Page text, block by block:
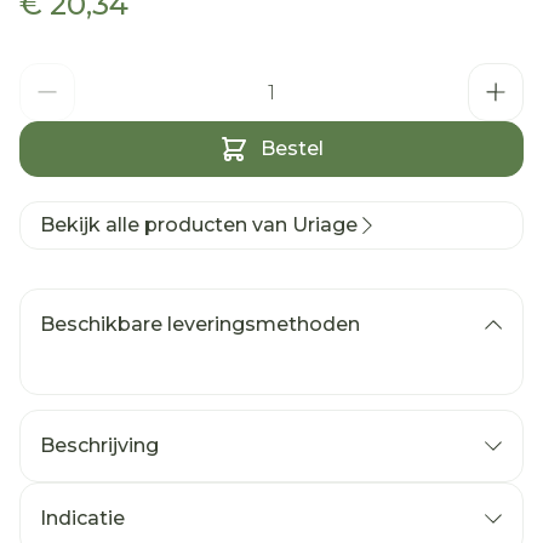
Bestel
Bekijk alle producten van Uriage
Beschikbare leveringsmethoden
Beschrijving
Indicatie